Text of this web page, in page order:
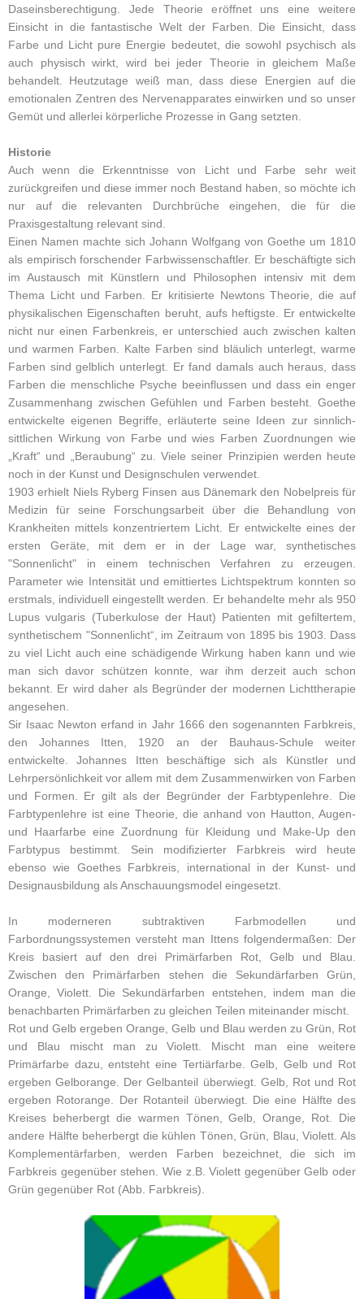
Daseinsberechtigung. Jede Theorie eröffnet uns eine weitere
Einsicht in die fantastische Welt der Farben. Die Einsicht, dass
Farbe und Licht pure Energie bedeutet, die sowohl psychisch als
auch physisch wirkt, wird bei jeder Theorie in gleichem Maße
behandelt. Heutzutage weiß man, dass diese Energien auf die
emotionalen Zentren des Nervenapparates einwirken und so unser
Gemüt und allerlei körperliche Prozesse in Gang setzten.
Historie
Auch wenn die Erkenntnisse von Licht und Farbe sehr weit
zurückgreifen und diese immer noch Bestand haben, so möchte ich
nur auf die relevanten Durchbrüche eingehen, die für die
Praxisgestaltung relevant sind.
Einen Namen machte sich Johann Wolfgang von Goethe um 1810
als empirisch forschender Farbwissenschaftler. Er beschäftigte sich
im Austausch mit Künstlern und Philosophen intensiv mit dem
Thema Licht und Farben. Er kritisierte Newtons Theorie, die auf
physikalischen Eigenschaften beruht, aufs heftigste. Er entwickelte
nicht nur einen Farbenkreis, er unterschied auch zwischen kalten
und warmen Farben. Kalte Farben sind bläulich unterlegt, warme
Farben sind gelblich unterlegt. Er fand damals auch heraus, dass
Farben die menschliche Psyche beeinflussen und dass ein enger
Zusammenhang zwischen Gefühlen und Farben besteht. Goethe
entwickelte eigenen Begriffe, erläuterte seine Ideen zur sinnlich-
sittlichen Wirkung von Farbe und wies Farben Zuordnungen wie
„Kraft“ und „Beraubung“ zu. Viele seiner Prinzipien werden heute
noch in der Kunst und Designschulen verwendet.
1903 erhielt Niels Ryberg Finsen aus Dänemark den Nobelpreis für
Medizin für seine Forschungsarbeit über die Behandlung von
Krankheiten mittels konzentriertem Licht. Er entwickelte eines der
ersten Geräte, mit dem er in der Lage war, synthetisches
"Sonnenlicht" in einem technischen Verfahren zu erzeugen.
Parameter wie Intensität und emittiertes Lichtspektrum konnten so
erstmals, individuell eingestellt werden. Er behandelte mehr als 950
Lupus vulgaris (Tuberkulose der Haut) Patienten mit gefiltertem,
synthetischem "Sonnenlicht“, im Zeitraum von 1895 bis 1903. Dass
zu viel Licht auch eine schädigende Wirkung haben kann und wie
man sich davor schützen konnte, war ihm derzeit auch schon
bekannt. Er wird daher als Begründer der modernen Lichttherapie
angesehen.
Sir Isaac Newton erfand in Jahr 1666 den sogenannten Farbkreis,
den Johannes Itten, 1920 an der Bauhaus-Schule weiter
entwickelte. Johannes Itten beschäftige sich als Künstler und
Lehrpersönlichkeit vor allem mit dem Zusammenwirken von Farben
und Formen. Er gilt als der Begründer der Farbtypenlehre. Die
Farbtypenlehre ist eine Theorie, die anhand von Hautton, Augen-
und Haarfarbe eine Zuordnung für Kleidung und Make-Up den
Farbtypus bestimmt. Sein modifizierter Farbkreis wird heute
ebenso wie Goethes Farbkreis, international in der Kunst- und
Designausbildung als Anschauungsmodel eingesetzt.
In moderneren subtraktiven Farbmodellen und
Farbordnungssystemen versteht man Ittens folgendermaßen: Der
Kreis basiert auf den drei Primärfarben Rot, Gelb und Blau.
Zwischen den Primärfarben stehen die Sekundärfarben Grün,
Orange, Violett. Die Sekundärfarben entstehen, indem man die
benachbarten Primärfarben zu gleichen Teilen miteinander mischt.
Rot und Gelb ergeben Orange, Gelb und Blau werden zu Grün, Rot
und Blau mischt man zu Violett. Mischt man eine weitere
Primärfarbe dazu, entsteht eine Tertiärfarbe. Gelb, Gelb und Rot
ergeben Gelborange. Der Gelbanteil überwiegt. Gelb, Rot und Rot
ergeben Rotorange. Der Rotanteil überwiegt. Die eine Hälfte des
Kreises beherbergt die warmen Tönen, Gelb, Orange, Rot. Die
andere Hälfte beherbergt die kühlen Tönen, Grün, Blau, Violett. Als
Komplementärfarben, werden Farben bezeichnet, die sich im
Farbkreis gegenüber stehen. Wie z.B. Violett gegenüber Gelb oder
Grün gegenüber Rot (Abb. Farbkreis).